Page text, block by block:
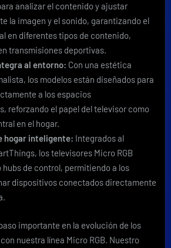
analizar el contenido y ajustar
la imagen y el sonido, garantizando el
en diferentes tipos de contenido,
transmisiones deportivas.
al entorno: Con una estética
los modelos están diseñados para
a los espacios
reforzando el papel del televisor como
en el hogar.
hogar inteligente: Integrados al
los televisores Micro RGB
de control, permitiendo a los
dispositivos conectados directamente
importante en la evolución de los
nuestra línea Micro RGB. Nuestro